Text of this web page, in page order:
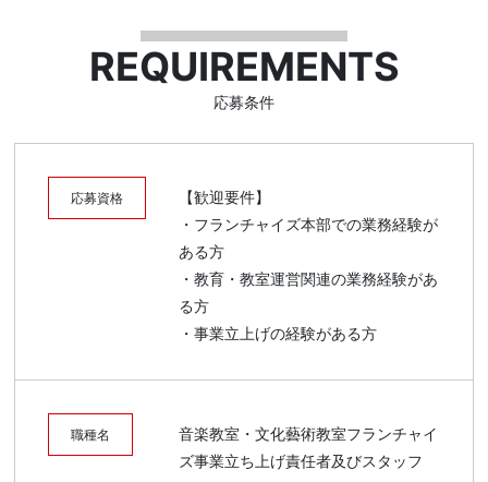
REQUIREMENTS
応募条件
応募資格
【歓迎要件】
・フランチャイズ本部での業務経験が
ある方
・教育・教室運営関連の業務経験があ
る方
・事業立上げの経験がある方
職種名
音楽教室・文化藝術教室フランチャイ
ズ事業立ち上げ責任者及びスタッフ